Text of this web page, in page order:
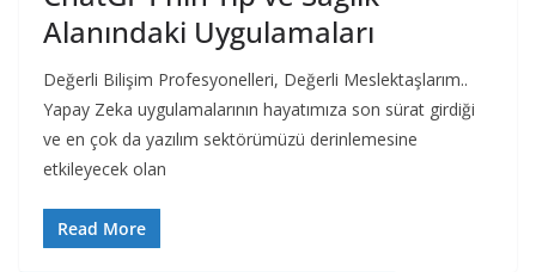
Alanındaki Uygulamaları
Değerli Bilişim Profesyonelleri, Değerli Meslektaşlarım..
Yapay Zeka uygulamalarının hayatımıza son sürat girdiği
ve en çok da yazılım sektörümüzü derinlemesine
etkileyecek olan
Read More